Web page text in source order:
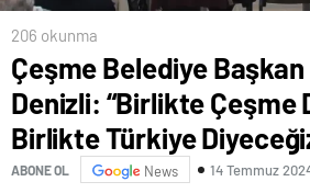
206 okunma
Çeşme Belediye Başkan
Denizli: “Birlikte Çeşme
Birlikte Türkiye
ABONE OL News 14 Temmuz